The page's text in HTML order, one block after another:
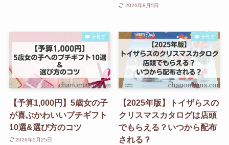
2026年8月5日
子育て
【予算1,000円】5歳女の子
が喜ぶかわいいプチギフト
10選&選び方のコツ
2026年5月25日
子育て
【2025年版】トイザらスの
クリスマスカタログは店頭
でもらえる？いつから配布
される？